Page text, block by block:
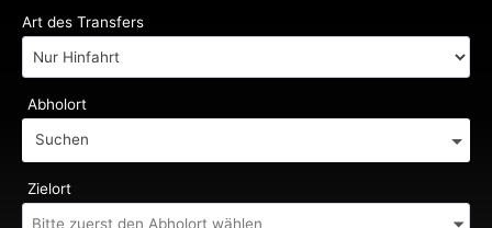
Art des Transfers
Abholort
Suchen
Zielort